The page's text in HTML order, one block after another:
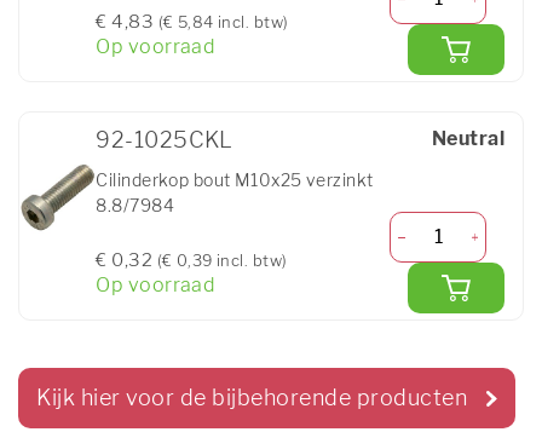
€ 4,83 (€ 5,84 incl. btw)
Op voorraad
Neutral
92-1025CKL
Cilinderkop bout M10x25 verzinkt
8.8/7984
€ 0,32 (€ 0,39 incl. btw)
Op voorraad
Kijk hier voor de bijbehorende producten